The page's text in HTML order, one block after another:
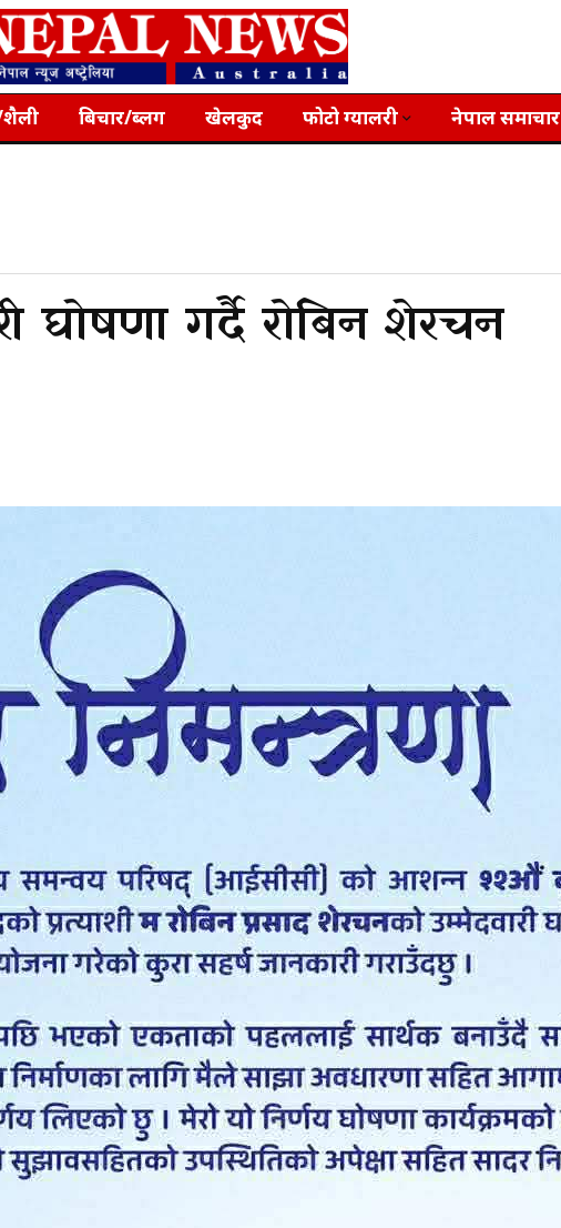
बिचार/ब्लग खेलकुद फोटो ग्यालरी नेपाल समाचार
घोषणा गर्दै रोबिन शेरचन